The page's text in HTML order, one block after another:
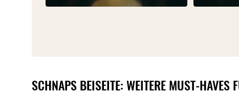
SCHNAPS BEISEITE: WEITERE MUST-